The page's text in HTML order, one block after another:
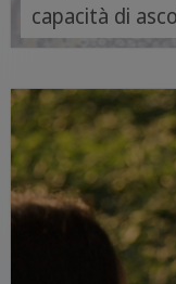
capacità di